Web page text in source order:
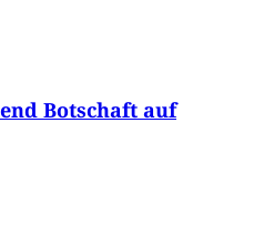
Botschaft auf